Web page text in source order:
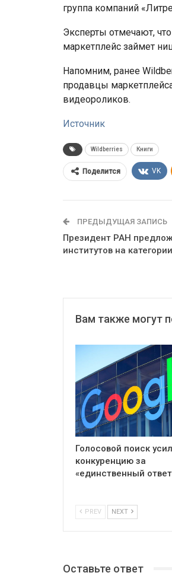
группа компаний
Эксперты отмечают,
маркетплейс займет
Напомним, ранее
продавцы
видеороликов.
Источник
Wildberries Книги
Поделится VK
ПРЕДЫДУЩАЯ ЗАПИСЬ
Президент РАН
институтов на категории
Вам также могут
Голосовой поиск
конкуренцию за
«единственный
PREV NEXT
Оставьте ответ